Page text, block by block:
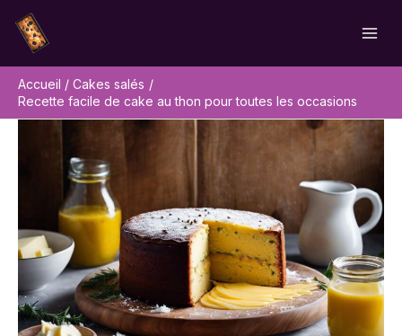
contenu
Accueil
Cakes salés
Recette facile de cake au thon pour toutes les occasions
Rechercher